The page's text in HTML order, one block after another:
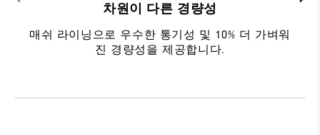
차원이 다른 경량성
매쉬 라이닝으로 우수한 통기성 및 10% 더 가벼워
진 경량성을 제공합니다.